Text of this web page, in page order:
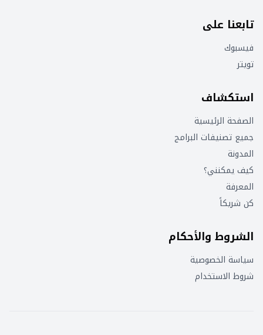
تابعنا على
فيسبوك
تويتر
استكشاف
الصفحة الرئيسية
جميع تصنيفات البرامج
المدونة
كيف يمكنني؟
المعرفة
كن شريكاً
الشروط والأحكام
سياسة الخصوصية
شروط الاستخدام